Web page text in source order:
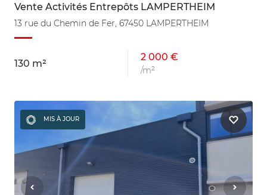
Vente Activités Entrepôts LAMPERTHEIM
13 rue du Chemin de Fer, 67450 LAMPERTHEIM
130 m²
2 000 €
/m²
MIS À JOUR